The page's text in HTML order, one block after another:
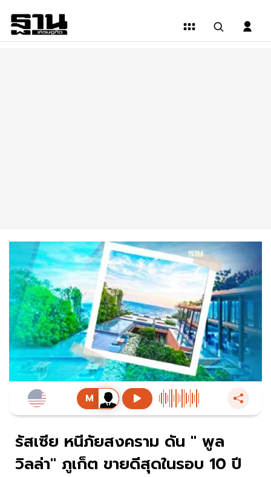
รัสเซีย หนีภัยสงคราม ดัน " พูล
วิลล่า" ภูเก็ต ขายดีสุดในรอบ 10 ปี